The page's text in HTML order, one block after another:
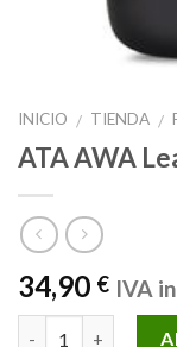
INICIO / TIENDA /
ATA AWA
34,90 € IVA